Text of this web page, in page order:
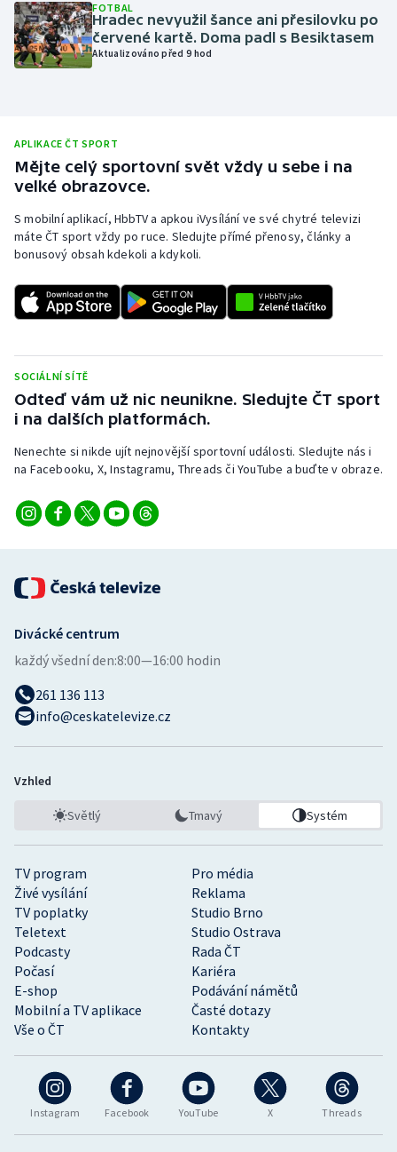
Parasport
Plavání
Rychlostní kanoistika
Short track
Stolní tenis
Triatlon
Veslování
Vodní slalom
Ostatní
FOTBAL
Hradec nevyužil šance ani přesilovku po
červené kartě. Doma padl s Besiktasem
Aktualizováno před 9 hod
APLIKACE ČT SPORT
Mějte celý sportovní svět vždy u sebe i na
velké obrazovce.
S mobilní aplikací, HbbTV a apkou iVysílání ve své chytré televizi
máte ČT sport vždy po ruce. Sledujte přímé přenosy, články a
bonusový obsah kdekoli a kdykoli.
SOCIÁLNÍ SÍTĚ
Odteď vám už nic neunikne. Sledujte ČT sport
i na dalších platformách.
Nenechte si nikde ujít nejnovější sportovní události. Sledujte nás i
na Facebooku, X, Instagramu, Threads či YouTube a buďte v obraze.
Instagram Facebook YouTube X Threads
TV program
Pro média
Živé vysílání
Reklama
TV poplatky
Studio Brno
Teletext
Studio Ostrava
Podcasty
Rada ČT
Počasí
Kariéra
E-shop
Podávání námětů
Mobilní a TV aplikace
Časté dotazy
Vše o ČT
Kontakty
Divácké centrum
každý všední den:8:00—16:00 hodin
261 136 113
info@ceskatelevize.cz
Vzhled
Světlý Tmavý Systém